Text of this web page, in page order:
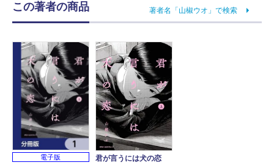
この著者の商品 著者名「山椒ウオ」で検索
電子版
君が言うには犬の恋